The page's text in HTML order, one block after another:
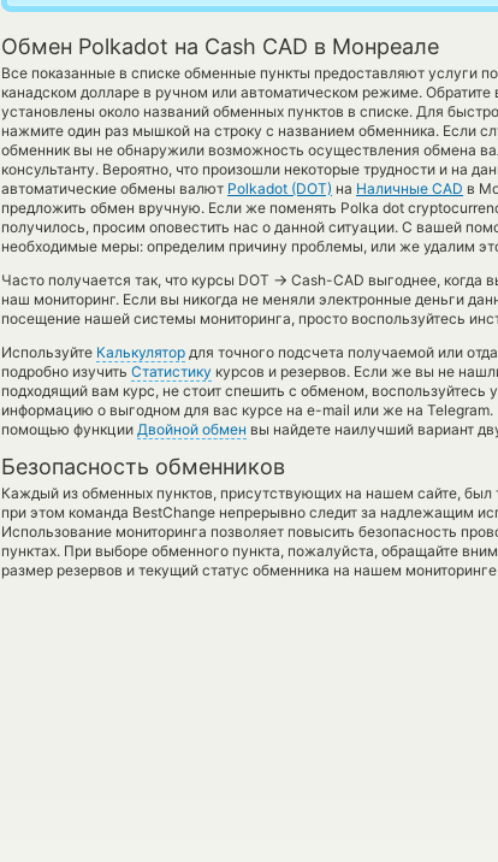
Обмен Polkadot на Cash CAD в Монреале
Все показанные в списке обменные пункты предоставляют услуги
канадском долларе в ручном или автоматическом режиме.
установлены около названий обменных пунктов в списке. Для
нажмите один раз мышкой на строку с названием обменника. Если
обменник вы не обнаружили возможность осуществления обмена
консультанту. Вероятно, что произошли некоторые трудности и на
автоматические обмены валют Polkadot (DOT) на Наличные CAD в
предложить обмен вручную. Если же поменять Polka dot
получилось, просим оповестить нас о данной ситуации. С вашей
необходимые меры: определим причину проблемы, или же удалим
Часто получается так, что курсы DOT → Cash-CAD выгоднее, когда
наш мониторинг. Если вы никогда не меняли электронные деньги
посещение нашей системы мониторинга, просто воспользуйтесь
Используйте Калькулятор для точного подсчета получаемой или
подробно изучить Статистику курсов и резервов. Если же вы не
подходящий вам курс, не стоит спешить с обменом, воспользуйтесь
информацию о выгодном для вас курсе на e-mail или же на Telegram.
помощью функции Двойной обмен вы найдете наилучший вариант
Безопасность обменников
Каждый из обменных пунктов, присутствующих на нашем сайте, был
при этом команда BestChange непрерывно следит за надлежащим
Использование мониторинга позволяет повысить безопасность
пунктах. При выборе обменного пункта, пожалуйста, обращайте
размер резервов и текущий статус обменника на нашем